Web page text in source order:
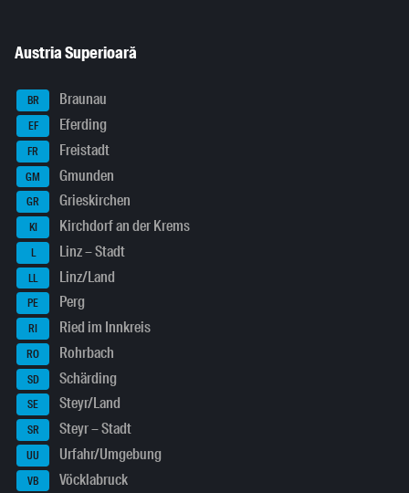
Austria Superioară
BR Braunau
EF Eferding
FR Freistadt
GM Gmunden
GR Grieskirchen
KI Kirchdorf an der Krems
L Linz – Stadt
LL Linz/Land
PE Perg
RI Ried im Innkreis
RO Rohrbach
SD Schärding
SE Steyr/Land
SR Steyr – Stadt
UU Urfahr/Umgebung
VB Vöcklabruck